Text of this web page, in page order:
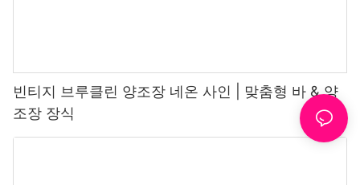
빈티지 브루클린 양조장 네온 사인 | 맞춤형 바 & 양
조장 장식